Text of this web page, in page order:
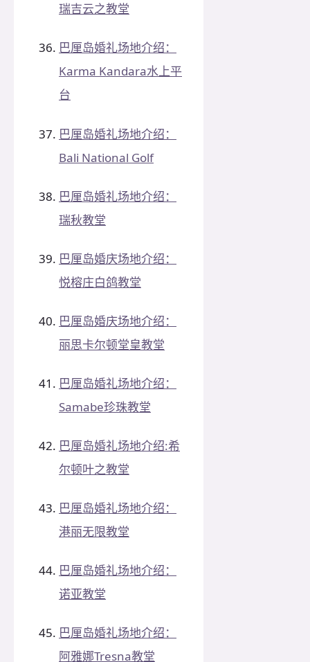
瑞吉云之教堂
巴厘岛婚礼场地介绍：
Karma Kandara水上平
台
巴厘岛婚礼场地介绍：
Bali National Golf
巴厘岛婚礼场地介绍：
瑞秋教堂
巴厘岛婚庆场地介绍：
悦榕庄白鸽教堂
巴厘岛婚庆场地介绍：
丽思卡尔顿堂皇教堂
巴厘岛婚礼场地介绍：
Samabe珍珠教堂
巴厘岛婚礼场地介绍:希
尔顿叶之教堂
巴厘岛婚礼场地介绍：
港丽无限教堂
巴厘岛婚礼场地介绍：
诺亚教堂
巴厘岛婚礼场地介绍：
阿雅娜Tresna教堂